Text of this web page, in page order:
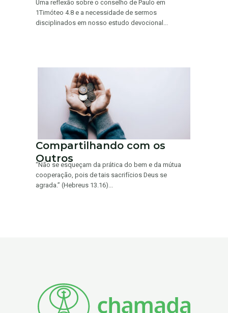
Uma reflexão sobre o conselho de Paulo em
1Timóteo 4.8 e a necessidade de sermos
disciplinados em nosso estudo devocional...
Compartilhando com os
Outros
“Não se esqueçam da prática do bem e da mútua
cooperação, pois de tais sacrifícios Deus se
agrada.” (Hebreus 13.16)...